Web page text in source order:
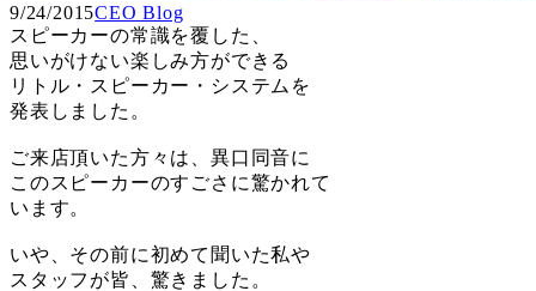
9/24/2015CEO Blog
スピーカーの常識を覆した、
思いがけない楽しみ方ができる
リトル・スピーカー・システムを
発表しました。
ご来店頂いた方々は、異口同音に
このスピーカーのすごさに驚かれて
います。
いや、その前に初めて聞いた私や
スタッフが皆、驚きました。